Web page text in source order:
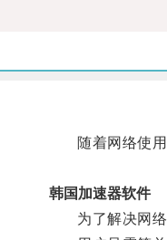
随着网络使用
韩国加速器软件
为了解决网络